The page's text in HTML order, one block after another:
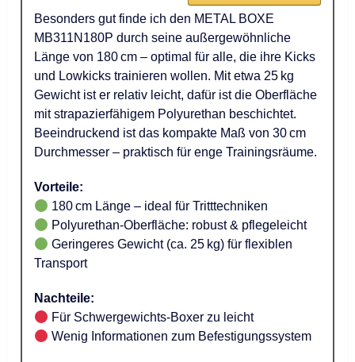
Besonders gut finde ich den METAL BOXE
MB311N180P durch seine außergewöhnliche
Länge von 180 cm – optimal für alle, die ihre Kicks
und Lowkicks trainieren wollen. Mit etwa 25 kg
Gewicht ist er relativ leicht, dafür ist die Oberfläche
mit strapazierfähigem Polyurethan beschichtet.
Beeindruckend ist das kompakte Maß von 30 cm
Durchmesser – praktisch für enge Trainingsräume.
Vorteile:
180 cm Länge – ideal für Tritttechniken
Polyurethan-Oberfläche: robust & pflegeleicht
Geringeres Gewicht (ca. 25 kg) für flexiblen
Transport
Nachteile:
Für Schwergewichts-Boxer zu leicht
Wenig Informationen zum Befestigungssystem